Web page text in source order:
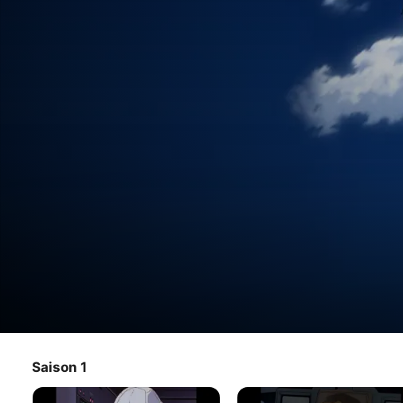
Série TV · Anime
Saison 1